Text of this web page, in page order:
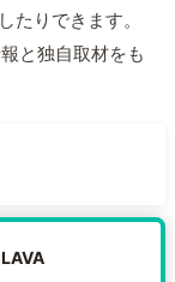
たりできます。
と独自取材をも